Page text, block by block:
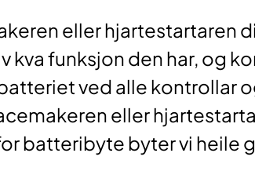
eller hjartestartaren
kva funksjon den har, og
ved alle kontrollar
eller
batteribyte byter vi heile